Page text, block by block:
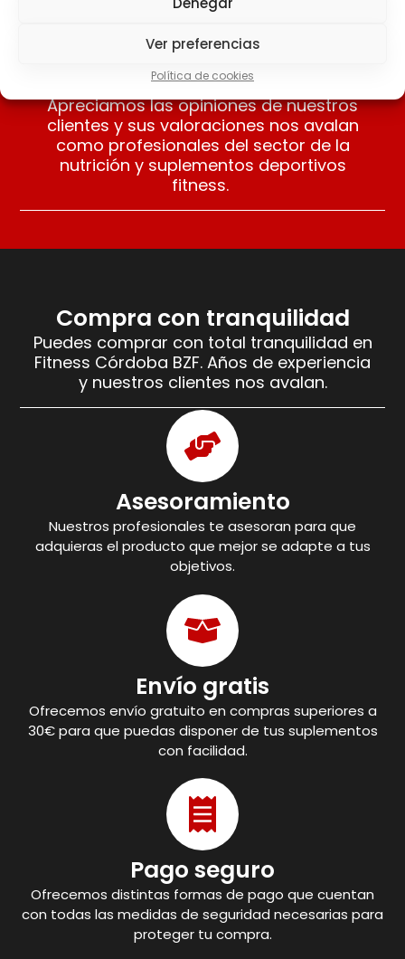
Ver preferencias
Política de cookies
(1)
ALIMENTACION SALUDABLE (38)
MATERIAL DEPORTIVO
SALUD(94)
Nuestros clientes opinan
Apreciamos las opiniones de nuestros
clientes y sus valoraciones nos avalan
como profesionales del sector de la
nutrición y suplementos deportivos
fitness.
Compra con tranquilidad
Puedes comprar con total tranquilidad en
Fitness Córdoba BZF. Años de experiencia
y nuestros clientes nos avalan.
Asesoramiento
Nuestros profesionales te asesoran para que
adquieras el producto que mejor se adapte a tus
objetivos.
Envío gratis
Ofrecemos envío gratuito en compras superiores a
30€ para que puedas disponer de tus suplementos
con facilidad.
Pago seguro
Ofrecemos distintas formas de pago que cuentan
con todas las medidas de seguridad necesarias para
proteger tu compra.